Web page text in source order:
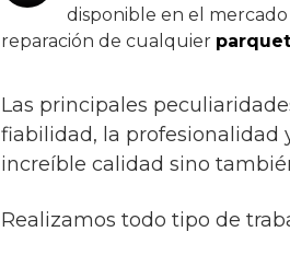
disponible en el
reparación de cualquier
Las principales
fiabilidad, la profesionalidad
increíble calidad sino
Realizamos todo tipo de